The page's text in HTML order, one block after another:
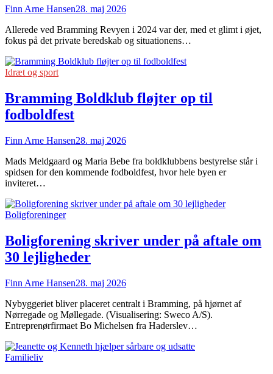
Finn Arne Hansen28. maj 2026
Allerede ved Bramming Revyen i 2024 var der, med et glimt i øjet,
fokus på det private beredskab og situationens…
Idræt og sport
Bramming Boldklub fløjter op til
fodboldfest
Finn Arne Hansen28. maj 2026
Mads Meldgaard og Maria Bebe fra boldklubbens bestyrelse står i
spidsen for den kommende fodboldfest, hvor hele byen er
inviteret…
Boligforeninger
Boligforening skriver under på aftale om
30 lejligheder
Finn Arne Hansen28. maj 2026
Nybyggeriet bliver placeret centralt i Bramming, på hjørnet af
Nørregade og Møllegade. (Visualisering: Sweco A/S).
Entreprenørfirmaet Bo Michelsen fra Haderslev…
Familieliv